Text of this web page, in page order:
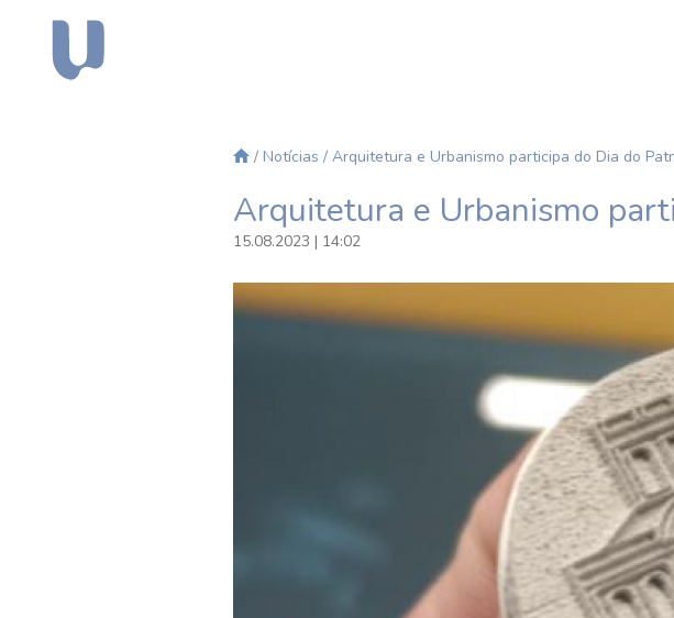
/ Notícias / Arquitetura e Urbanismo participa do Dia do
Arquitetura e Urbanismo
15.08.2023 | 14:02